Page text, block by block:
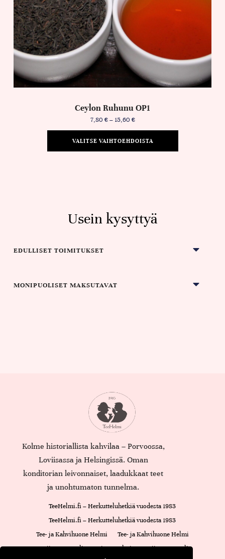
Ceylon Ruhunu OP1
7,80 € – 15,60 €
VALITSE VAIHTOEHDOISTA
Usein kysyttyä
EDULLISET TOIMITUKSET
MONIPUOLISET MAKSUTAVAT
Kolme historiallista kahvilaa – Porvoossa,
Loviisassa ja Helsingissä. Oman
konditorian leivonnaiset, laadukkaat teet
ja unohtumaton tunnelma.
TeeHelmi.fi – Herkutteluhetkiä vuodesta 1983
TeeHelmi.fi – Herkutteluhetkiä vuodesta 1983
Tee- ja Kahvihuone Helmi
Tee- ja Kahvihuone Helmi
Loviisan Kappeli
Cajsan Helmi
Loviisan Kappeli